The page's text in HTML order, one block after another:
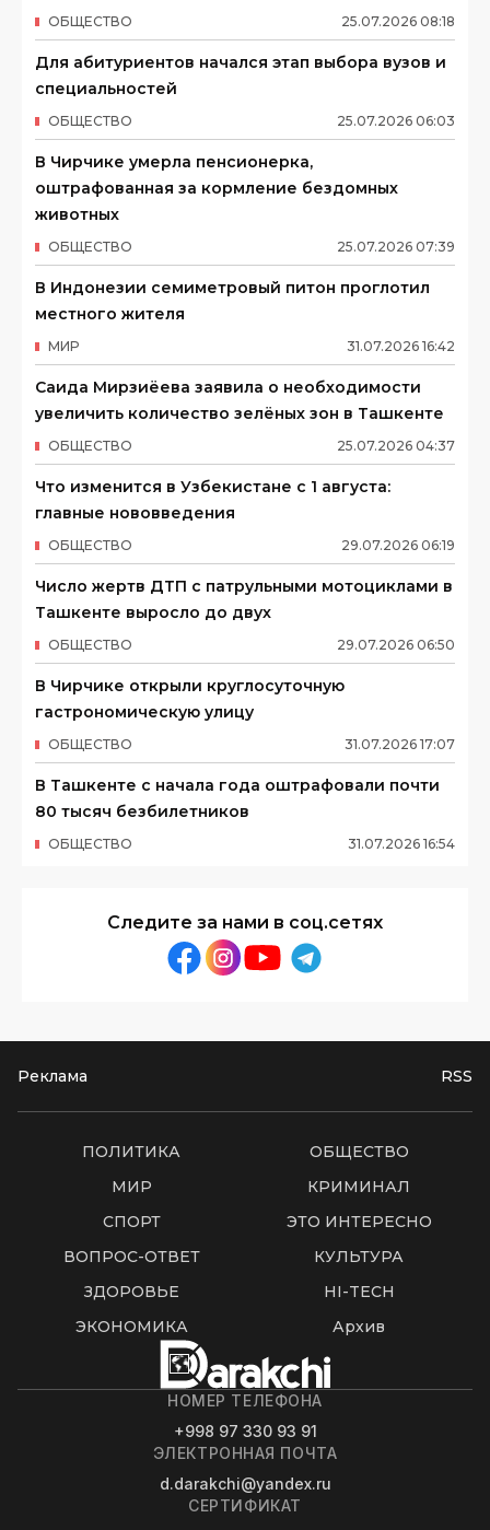
25.07.2026 08:18
ОБЩЕСТВО
Для абитуриентов начался этап выбора вузов и
специальностей
25.07.2026 06:03
ОБЩЕСТВО
В Чирчике умерла пенсионерка,
оштрафованная за кормление бездомных
животных
25.07.2026 07:39
ОБЩЕСТВО
В Индонезии семиметровый питон проглотил
местного жителя
31.07.2026 16:42
МИР
Саида Мирзиёева заявила о необходимости
увеличить количество зелёных зон в Ташкенте
25.07.2026 04:37
ОБЩЕСТВО
Что изменится в Узбекистане с 1 августа:
главные нововведения
29.07.2026 06:19
ОБЩЕСТВО
Число жертв ДТП с патрульными мотоциклами в
Ташкенте выросло до двух
29.07.2026 06:50
ОБЩЕСТВО
В Чирчике открыли круглосуточную
гастрономическую улицу
31.07.2026 17:07
ОБЩЕСТВО
В Ташкенте с начала года оштрафовали почти
80 тысяч безбилетников
31.07.2026 16:54
ОБЩЕСТВО
Следите за нами в соц.сетях
Реклама RSS
ПОЛИТИКА
ОБЩЕСТВО
МИР
КРИМИНАЛ
СПОРТ
ЭТО ИНТЕРЕСНО
ВОПРОС-ОТВЕТ
КУЛЬТУРА
ЗДОРОВЬЕ
HI-TECH
ЭКОНОМИКА
Архив
НОМЕР ТЕЛЕФОНА
+998 97 330 93 91
ЭЛЕКТРОННАЯ ПОЧТА
d.darakchi@yandex.ru
СЕРТИФИКАТ